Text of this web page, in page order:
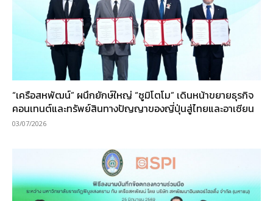
“เครือสหพัฒน์” ผนึกยักษ์ใหญ่ “ซูมิโตโม” เดินหน้าขยายธุรกิจ
คอนเทนต์และทรัพย์สินทางปัญญาของญี่ปุ่นสู่ไทยและอาเซียน
03/07/2026